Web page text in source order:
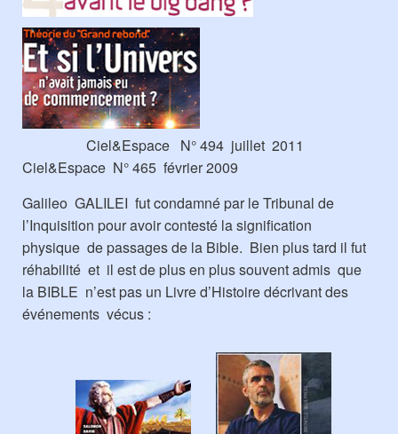
Ciel&Espace N° 494 juillet 2011
Ciel&Espace N° 465 février 2009
Galileo GALILEI fut condamné par le Tribunal de
l’Inquisition pour avoir contesté la signification
physique de passages de la Bible. Bien plus tard il fut
réhabilité et il est de plus en plus souvent admis que
la BIBLE n’est pas un Livre d’Histoire décrivant des
événements vécus :